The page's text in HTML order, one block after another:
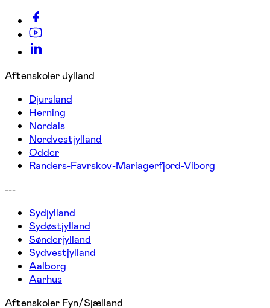
Aftenskoler Jylland
Djursland
Herning
Nordals
Nordvestjylland
Odder
Randers-Favrskov-Mariagerfjord-Viborg
---
Sydjylland
Sydøstjylland
Sønderjylland
Sydvestjylland
Aalborg
Aarhus
Aftenskoler Fyn/Sjælland